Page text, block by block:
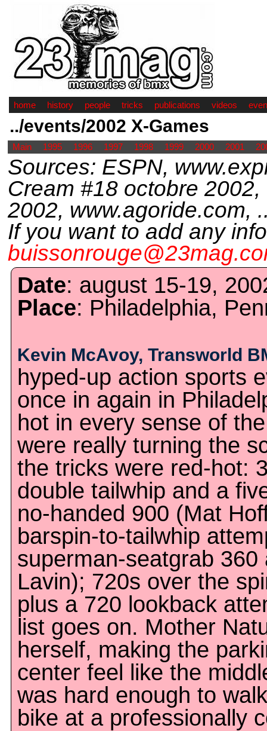
home history people tricks publications videos
../events/2002 X-Games
Main 1995 1996 1997 1998 1999 2000 2001
Sources: ESPN,
Cream #18 octobre
2002, www.agoride.com,
If you want to add any
Date: august 15-19,
Place: Philadelphia,
Kevin McAvoy, Transworld
hyped-up action sports
once in again in
hot in every sense of
were really turning the
the tricks were red-hot:
double tailwhip and a
no-handed 900 (Mat
barspin-to-tailwhip
superman-seatgrab
Lavin); 720s over the
plus a 720 lookback
list goes on. Mother
herself, making the
center feel like the
was hard enough to
bike at a professionally